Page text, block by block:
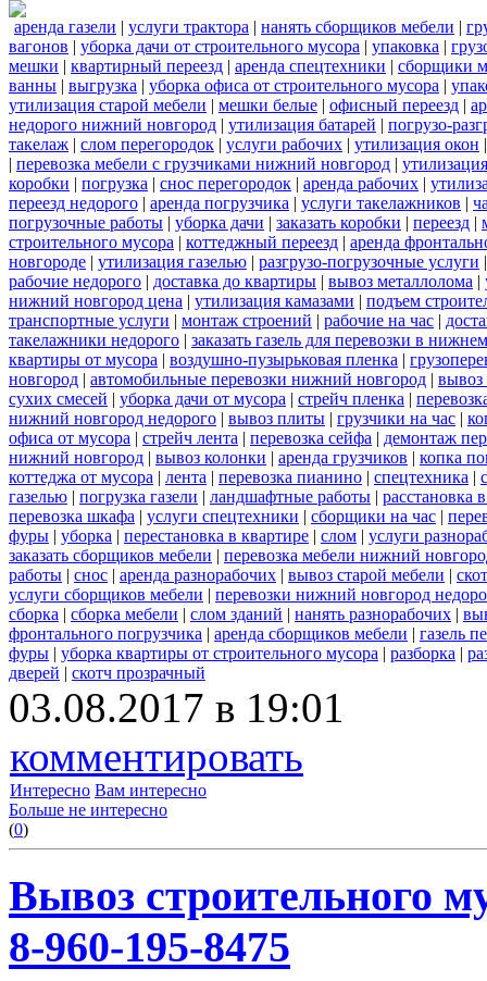
аренда газели | услуги трактора | нанять сборщиков мебели |
вагонов | уборка дачи от строительного мусора | упаковка |
мешки | квартирный переезд | аренда спецтехники | сборщики
ванны | выгрузка | уборка офиса от строительного мусора |
утилизация старой мебели | мешки белые | офисный переезд |
недорого нижний новгород | утилизация батарей | погрузо-
такелаж | слом перегородок | услуги рабочих | утилизация окон
| перевозка мебели с грузчиками нижний новгород |
коробки | погрузка | снос перегородок | аренда рабочих |
переезд недорого | аренда погрузчика | услуги такелажников |
погрузочные работы | уборка дачи | заказать коробки | переезд |
строительного мусора | коттеджный переезд | аренда
новгороде | утилизация газелью | разгрузо-погрузочные услуги
рабочие недорого | доставка до квартиры | вывоз металлолома |
нижний новгород цена | утилизация камазами | подъем
транспортные услуги | монтаж строений | рабочие на час |
такелажники недорого | заказать газель для перевозки в
квартиры от мусора | воздушно-пузырьковая пленка |
новгород | автомобильные перевозки нижний новгород | вывоз
сухих смесей | уборка дачи от мусора | стрейч пленка |
нижний новгород недорого | вывоз плиты | грузчики на час |
офиса от мусора | стрейч лента | перевозка сейфа | демонтаж
нижний новгород | вывоз колонки | аренда грузчиков | копка
коттеджа от мусора | лента | перевозка пианино | спецтехника |
газелью | погрузка газели | ландшафтные работы | расстановка
перевозка шкафа | услуги спецтехники | сборщики на час |
фуры | уборка | перестановка в квартире | слом | услуги
заказать сборщиков мебели | перевозка мебели нижний
работы | снос | аренда разнорабочих | вывоз старой мебели |
услуги сборщиков мебели | перевозки нижний новгород
сборка | сборка мебели | слом зданий | нанять разнорабочих |
фронтального погрузчика | аренда сборщиков мебели | газель
фуры | уборка квартиры от строительного мусора | разборка |
дверей | скотч прозрачный
03.08.2017 в 19:01
комментировать
Интересно Вам интересно
Больше не интересно
(0)
Вывоз строительного
8-960-195-8475